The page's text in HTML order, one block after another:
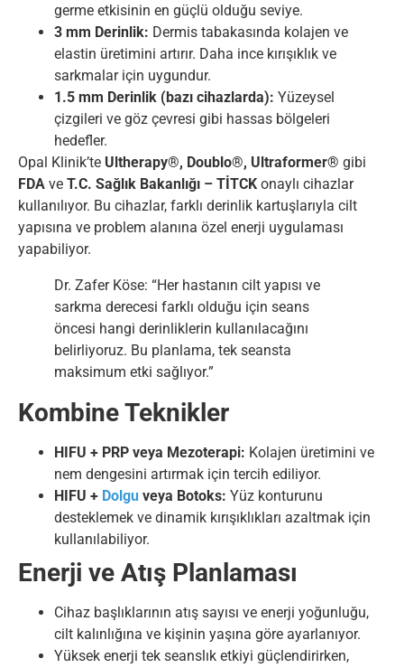
germe etkisinin en güçlü olduğu seviye.
3 mm Derinlik: Dermis tabakasında kolajen ve
elastin üretimini artırır. Daha ince kırışıklık ve
sarkmalar için uygundur.
1.5 mm Derinlik (bazı cihazlarda): Yüzeysel
çizgileri ve göz çevresi gibi hassas bölgeleri
hedefler.
Opal Klinik’te Ultherapy®, Doublo®, Ultraformer® gibi
FDA ve T.C. Sağlık Bakanlığı – TİTCK onaylı cihazlar
kullanılıyor. Bu cihazlar, farklı derinlik kartuşlarıyla cilt
yapısına ve problem alanına özel enerji uygulaması
yapabiliyor.
Dr. Zafer Köse: “Her hastanın cilt yapısı ve
sarkma derecesi farklı olduğu için seans
öncesi hangi derinliklerin kullanılacağını
belirliyoruz. Bu planlama, tek seansta
maksimum etki sağlıyor.”
Kombine Teknikler
HIFU + PRP veya Mezoterapi: Kolajen üretimini ve
nem dengesini artırmak için tercih ediliyor.
HIFU + Dolgu veya Botoks: Yüz konturunu
desteklemek ve dinamik kırışıklıkları azaltmak için
kullanılabiliyor.
Enerji ve Atış Planlaması
Cihaz başlıklarının atış sayısı ve enerji yoğunluğu,
cilt kalınlığına ve kişinin yaşına göre ayarlanıyor.
Yüksek enerji tek seanslık etkiyi güçlendirirken,